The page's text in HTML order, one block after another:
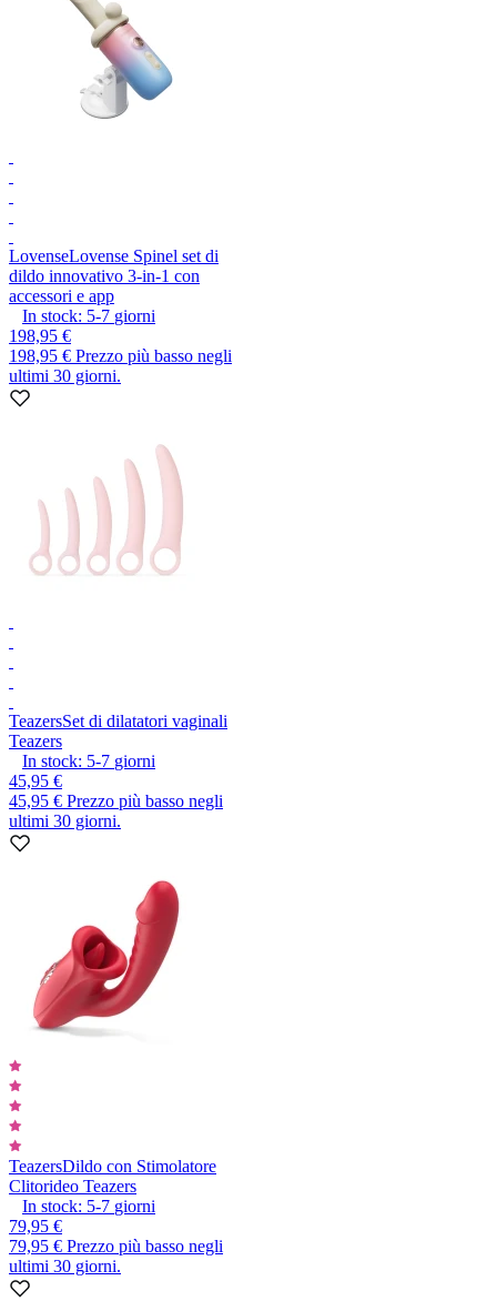
LovenseLovense Spinel set di
dildo innovativo 3-in-1 con
accessori e app
In stock: 5-7 giorni
198,95 €
198,95 € Prezzo più basso negli
ultimi 30 giorni.
TeazersSet di dilatatori vaginali
Teazers
In stock: 5-7 giorni
45,95 €
45,95 € Prezzo più basso negli
ultimi 30 giorni.
TeazersDildo con Stimolatore
Clitorideo Teazers
In stock: 5-7 giorni
79,95 €
79,95 € Prezzo più basso negli
ultimi 30 giorni.